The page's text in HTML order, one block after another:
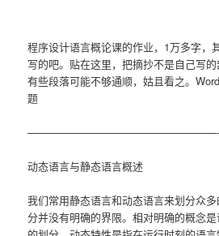
程序设计语言概论课的作业，1万多字，
写的吧。贴在这里，把摘抄不是自己写
有些段落可能不够通顺，姑且看之。
题
——————————————————-
动态语言与静态语言概述
我们常用静态语言和动态语言来划分众
分并没有明确的界限。相对明确的概念